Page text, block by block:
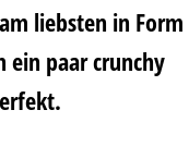
liebsten in Form
ein paar crunchy